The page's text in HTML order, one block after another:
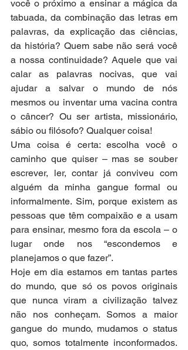
você o próximo a ensinar a mágica da
tabuada, da combinação das letras em
palavras, da explicação das ciências,
da história? Quem sabe não será você
a nossa continuidade? Aquele que vai
calar as palavras nocivas, que vai
ajudar a salvar o mundo de nós
mesmos ou inventar uma vacina contra
o câncer? Ou ser artista, missionário,
sábio ou filósofo? Qualquer coisa!
Uma coisa é certa: escolha você o
caminho que quiser – mas se souber
escrever, ler, contar já conviveu com
alguém da minha gangue formal ou
informalmente. Sim, porque existem as
pessoas que têm compaixão e a usam
para ensinar, mesmo fora da escola – o
lugar onde nos “escondemos e
planejamos o que fazer”.
Hoje em dia estamos em tantas partes
do mundo, que só os povos originais
que nunca viram a civilização talvez
não nos conheçam. Somos a maior
gangue do mundo, mudamos o status
quo, somos totalmente inconformados.